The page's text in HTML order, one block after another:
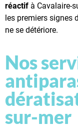
réactif à Cavalaire-
les premiers signes
ne se détériore.
Nos
sur-mer